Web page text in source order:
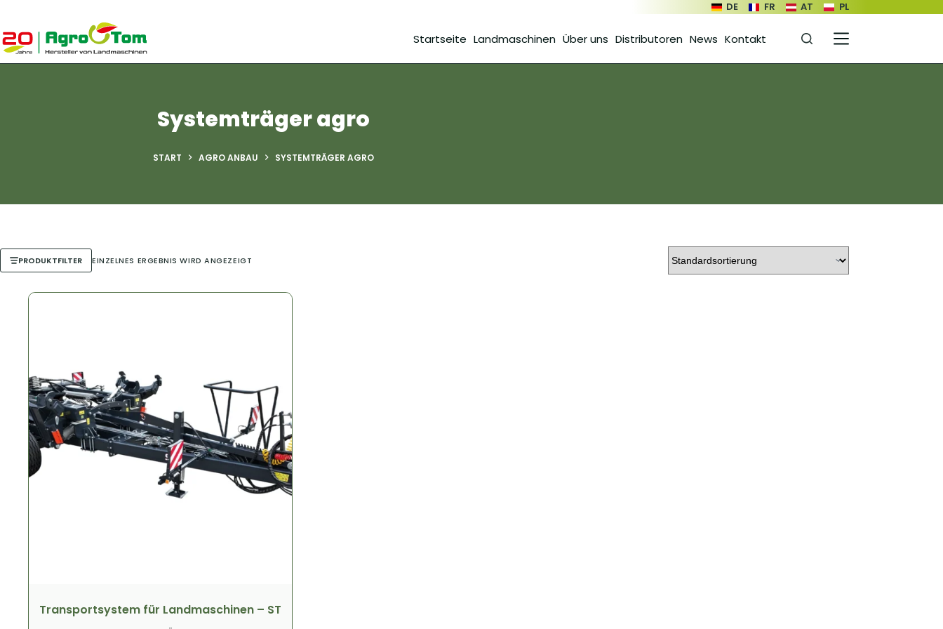
springen
DE FR AT PL
Startseite Landmaschinen Über uns Distributoren News Kontakt
Systemträger agro
START AGRO ANBAU SYSTEMTRÄGER AGRO
PRODUKTFILTER EINZELNES ERGEBNIS WIRD ANGEZEIGT
Transportsystem für Landmaschinen – ST